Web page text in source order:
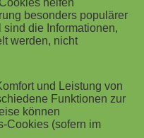
– Die Research
–
Mozarteum
mit
Für die
helfen
besonders populärer
die Informationen,
werden, nicht
und Leistung von
Funktionen zur
können
Cookies (sofern im